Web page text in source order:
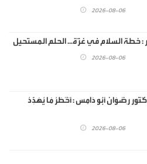
2026-08-06
خطة السلام في غزّة... الحلم المستحيل
2026-08-06
رِضْوَان أَبُو دَامِس : أَخْطَرُ مَا يُهَدِّدُ
2026-08-06